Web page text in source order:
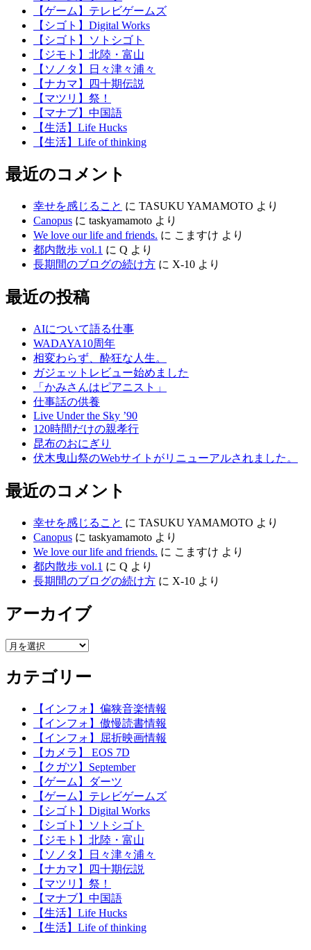
【ゲーム】テレビゲームズ
【シゴト】Digital Works
【シゴト】ソトシゴト
【ジモト】北陸・富山
【ソノタ】日々津々浦々
【ナカマ】四十期伝説
【マツリ】祭！
【マナブ】中国語
【生活】Life Hucks
【生活】Life of thinking
最近のコメント
幸せを感じること に TASUKU YAMAMOTO より
Canopus に taskyamamoto より
We love our life and friends. に こますけ より
都内散歩 vol.1 に Q より
長期間のブログの続け方 に X-10 より
最近の投稿
AIについて語る仕事
WADAYA10周年
相変わらず、酔狂な人生。
ガジェットレビュー始めました
「かみさんはピアニスト」
仕事話の供養
Live Under the Sky ’90
120時間だけの親孝行
昆布のおにぎり
伏木曳山祭のWebサイトがリニューアルされました。
最近のコメント
幸せを感じること に TASUKU YAMAMOTO より
Canopus に taskyamamoto より
We love our life and friends. に こますけ より
都内散歩 vol.1 に Q より
長期間のブログの続け方 に X-10 より
アーカイブ
ア
カ
イ
カテゴリー
【インフォ】偏狭音楽情報
【インフォ】傲慢読書情報
【インフォ】屈折映画情報
【カメラ】 EOS 7D
【クガツ】September
【ゲーム】ダーツ
【ゲーム】テレビゲームズ
【シゴト】Digital Works
【シゴト】ソトシゴト
【ジモト】北陸・富山
【ソノタ】日々津々浦々
【ナカマ】四十期伝説
【マツリ】祭！
【マナブ】中国語
【生活】Life Hucks
【生活】Life of thinking